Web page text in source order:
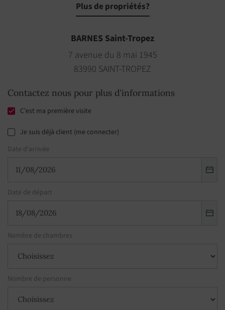
Plus de propriétés?
BARNES Saint-Tropez
7 avenue du 8 mai 1945
83990 SAINT-TROPEZ
Contactez nous pour plus d'informations
C'est ma première visite
Je suis déjà client (me connecter)
Date d'arrivée
Date de départ
Nombre de chambres
Nombre de personne